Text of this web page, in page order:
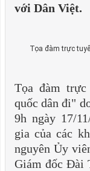
với Dân Việt.
Tọa đàm trực
Tọa đàm
quốc dân đi"
9h ngày 17/
gia của các
nguyên Ủy
Giám đốc Đài